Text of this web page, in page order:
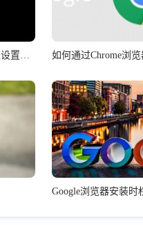
google浏览器安装后插件启用和权限设置技巧 如何通过Chrome浏